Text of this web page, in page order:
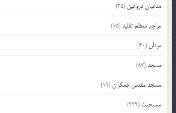
مدعیان دروغین (25)
مراجع معظم تقلید(15)
مردان(40)
مسجد(87)
مسجد مقدس جمکران(19)
مسیحیت (229)